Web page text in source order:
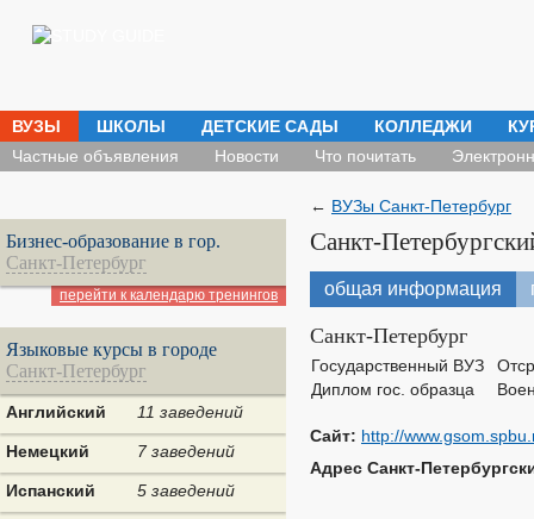
ВУЗЫ ШКОЛЫ ДЕТСКИЕ САДЫ КОЛЛЕДЖИ
Частные объявления
Новости Что почитать
← ВУЗы Санкт-Петербург
Санкт-
общая информация
Санкт-Петербург
Государственный ВУЗ
Диплом гос. образца
Сайт: http://
Адрес Санкт-
Бизнес-образование в гор.
Санкт-Петербург
перейти к календарю тренингов
Языковые курсы в городе
Санкт-Петербург
Английский 11 заведений
Немецкий 7 заведений
Испанский 5 заведений